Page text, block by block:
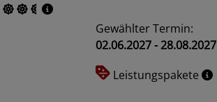
Gewählter Termin:
02.06.2027 - 28.08.2027
Leistungspakete